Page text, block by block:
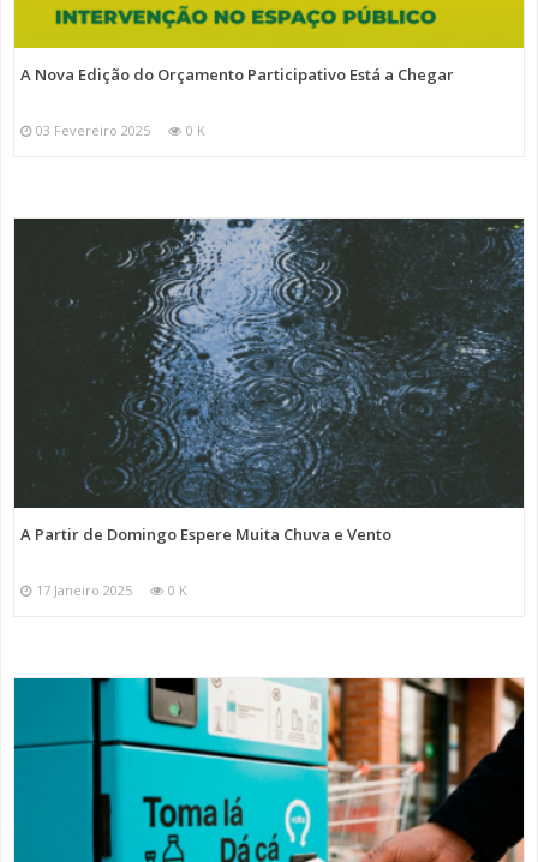
A Nova Edição do Orçamento Participativo Está a Chegar
03 Fevereiro 2025 0 K
A Partir de Domingo Espere Muita Chuva e Vento
17 Janeiro 2025 0 K